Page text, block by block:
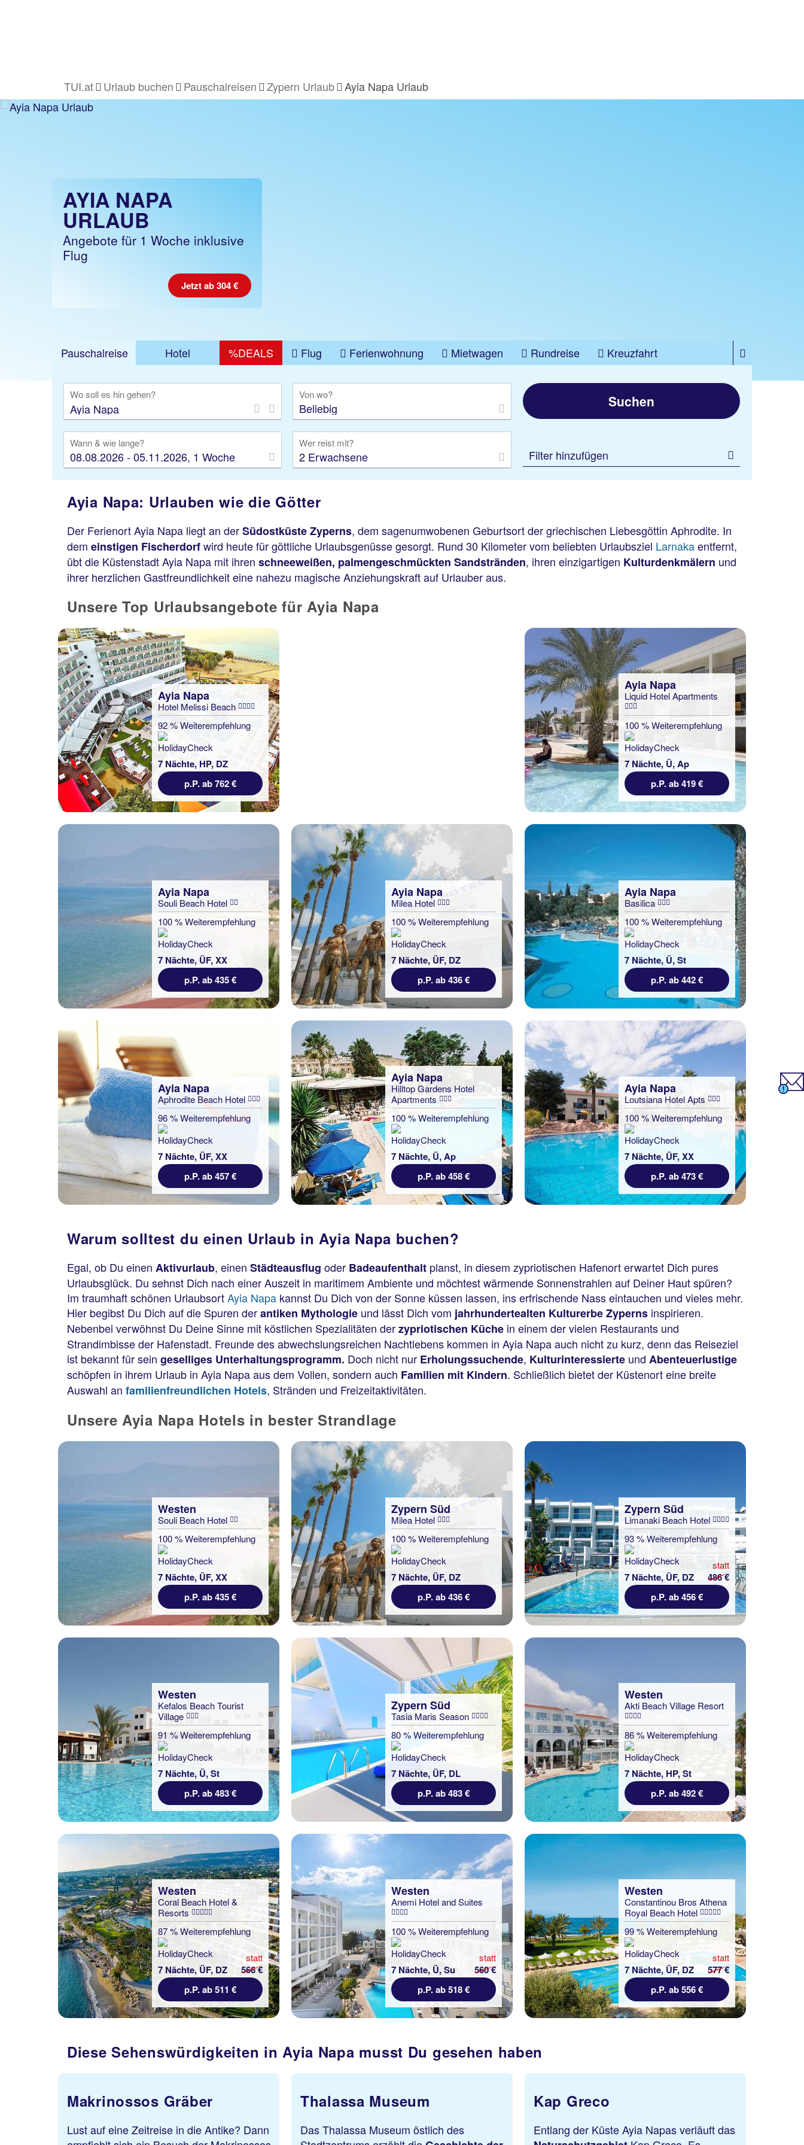
TUI.at Urlaub buchen Pauschalreisen Zypern Urlaub Ayia Napa Urlaub
AYIA NAPA
URLAUB
Angebote für 1 Woche inklusive
Flug
Jetzt ab 304 €
Pauschalreise Hotel %DEALS Flug Ferienwohnung Mietwagen Rundreise
Kreuzfahrt
Wo soll es hin gehen? Von wo?
Beliebig
Wann & wie lange?
08.08.2026 - 05.11.2026, 1 Woche
Wer reist mit?
2 Erwachsene
Suchen
Filter hinzufügen
Ayia Napa: Urlauben wie die Götter
Der Ferienort Ayia Napa liegt an derSüdostküste Zyperns, dem sagenumwobenen Geburtsort der griechischen Liebesgöttin Aphrodite. In
dem einstigen Fischerdorfwird heute für göttliche Urlaubsgenüsse gesorgt. Rund 30 Kilometer vom beliebten Urlaubsziel Larnakaentfernt,
übt die Küstenstadt Ayia Napa mit ihren schneeweißen, palmengeschmückten Sandstränden, ihren einzigartigen Kulturdenkmälern und
ihrer herzlichen Gastfreundlichkeit eine nahezu magische Anziehungskraft auf Urlauber aus.
Unsere Top Urlaubsangebote für Ayia Napa
Ayia Napa
Hotel Melissi Beach
92 % Weiterempfehlung
7 Nächte, HP, DZ
p.P. ab 762 €
100 % Weiterempfehlung
7 Nächte, Ü, St
Ayia Napa
Liquid Hotel Apartments
100 % Weiterempfehlung
7 Nächte, Ü, Ap
p.P. ab 419 €
Ayia Napa
Souli Beach Hotel
100 % Weiterempfehlung
7 Nächte, ÜF, XX
p.P. ab 435 €
Ayia Napa
Milea Hotel
100 % Weiterempfehlung
7 Nächte, ÜF, DZ
p.P. ab 436 €
Ayia Napa
Basilica
100 % Weiterempfehlung
7 Nächte, Ü, St
p.P. ab 442 €
Ayia Napa
Aphrodite Beach Hotel
96 % Weiterempfehlung
7 Nächte, ÜF, XX
p.P. ab 457 €
Ayia Napa
Hilltop Gardens Hotel
Apartments
100 % Weiterempfehlung
7 Nächte, Ü, Ap
p.P. ab 458 €
Ayia Napa
Loutsiana Hotel Apts
100 % Weiterempfehlung
7 Nächte, ÜF, XX
p.P. ab 473 €
Warum solltest du einen Urlaub in Ayia Napa buchen?
Egal, ob Du einen Aktivurlaub, einen Städteausflug oder Badeaufenthalt planst, in diesem zypriotischen Hafenort erwartet Dich pures
Urlaubsglück. Du sehnst Dich nach einer Auszeit in maritimem Ambiente und möchtest wärmende Sonnenstrahlen auf Deiner Haut spüren?
Im traumhaft schönen UrlaubsortAyia Napa kannst Du Dich von der Sonne küssen lassen, ins erfrischende Nass eintauchen und vieles mehr.
Hier begibst Du Dich auf die Spuren derantiken Mythologie und lässt Dich vom jahrhundertealten Kulturerbe Zyperns inspirieren.
Nebenbei verwöhnst Du Deine Sinne mit köstlichen Spezialitäten derzypriotischen Küche in einem der vielen Restaurants und
Strandimbisse der Hafenstadt. Freunde des abwechslungsreichen Nachtlebens kommen in Ayia Napa auch nicht zu kurz, denn das Reiseziel
ist bekannt für sein geselliges Unterhaltungsprogramm. Doch nicht nur Erholungssuchende, Kulturinteressierte und Abenteuerlustige
schöpfen in ihrem Urlaub in Ayia Napa aus dem Vollen, sondern auch Familien mit Kindern. Schließlich bietet der Küstenort eine breite
Auswahl an familienfreundlichen Hotels, Stränden und Freizeitaktivitäten.
Unsere Ayia Napa Hotels in bester Strandlage
Westen
Souli Beach Hotel
100 % Weiterempfehlung
7 Nächte, ÜF, XX
p.P. ab 435 €
Zypern Süd
Milea Hotel
100 % Weiterempfehlung
7 Nächte, ÜF, DZ
p.P. ab 436 €
Zypern Süd
Limanaki Beach Hotel
93 % Weiterempfehlung
7 Nächte, ÜF, DZ
statt
486 €
p.P. ab 456 €
Westen
Kefalos Beach Tourist
Village
91 % Weiterempfehlung
7 Nächte, Ü, St
p.P. ab 483 €
Zypern Süd
Tasia Maris Season
80 % Weiterempfehlung
7 Nächte, ÜF, DL
p.P. ab 483 €
Westen
Akti Beach Village Resort
86 % Weiterempfehlung
7 Nächte, HP, St
p.P. ab 492 €
Westen
Coral Beach Hotel &
Resorts
87 % Weiterempfehlung
7 Nächte, ÜF, DZ
statt
566 €
p.P. ab 511 €
Westen
Anemi Hotel and Suites
100 % Weiterempfehlung
7 Nächte, Ü, Su
statt
560 €
p.P. ab 518 €
Westen
Constantinou Bros Athena
Royal Beach Hotel
99 % Weiterempfehlung
7 Nächte, ÜF, DZ
statt
577 €
p.P. ab 556 €
Diese Sehenswürdigkeiten in Ayia Napa musst Du gesehen haben
Makrinossos Gräber
Lust auf eine Zeitreise in die Antike? Dann
Thalassa Museum
Das Thalassa Museum östlich des
Kap Greco
Entlang der Küste Ayia Napas verläuft das